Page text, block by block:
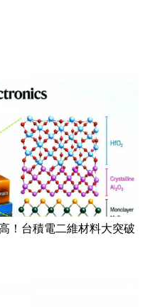
！台積電二維材料大突破